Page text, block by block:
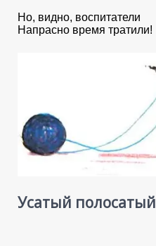
Но, видно, воспитатели
Напрасно время тратили!
Усатый полосатый